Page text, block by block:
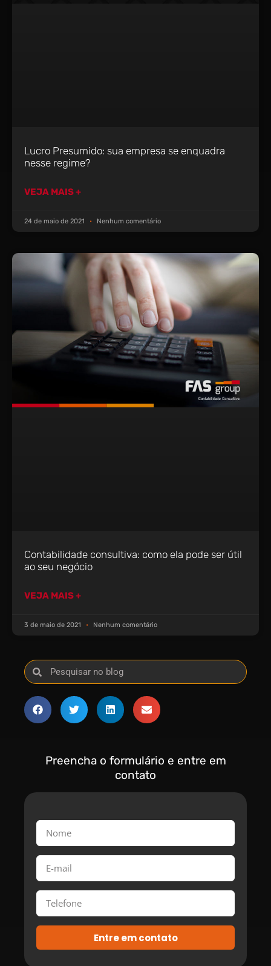
Lucro Presumido: sua empresa se enquadra
nesse regime?
VEJA MAIS +
24 de maio de 2021 Nenhum comentário
Contabilidade consultiva: como ela pode ser útil
ao seu negócio
VEJA MAIS +
3 de maio de 2021 Nenhum comentário
Preencha o formulário e entre em
contato
Entre em contato